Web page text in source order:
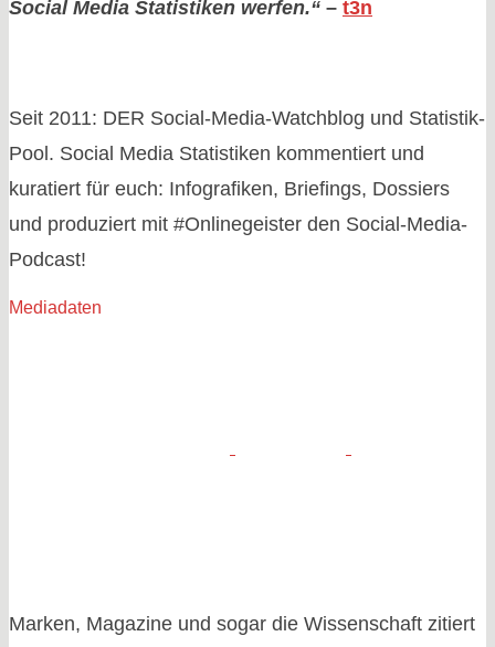
Sport
Erdbeben"
Social Media Statistiken werfen.“ – t3n
Seit 2011: DER Social-Media-Watchblog und Statistik-
Pool. Social Media Statistiken kommentiert und
kuratiert für euch: Infografiken, Briefings, Dossiers
und produziert mit #Onlinegeister den Social-Media-
Podcast!
Mediadaten
Marken, Magazine und sogar die Wissenschaft zitiert